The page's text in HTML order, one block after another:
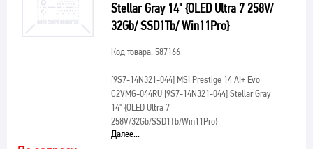
Stellar Gray 14" {OLED Ultra 7 258V/
32Gb/ SSD1Tb/ Win11Pro}
Код товара: 587166
[9S7-14N321-044]MSI Prestige 14 AI+ Evo
C2VMG-044RU [9S7-14N321-044] Stellar Gray
14" {OLED Ultra 7
258V/32Gb/SSD1Tb/Win11Pro}
Далее...